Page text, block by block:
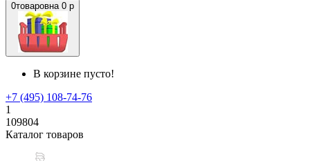
0товаровна 0 р
В корзине пусто!
+7 (495) 108-74-76
1
109804
Каталог товаров